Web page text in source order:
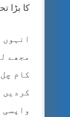
کا بڑا
مجھے
کام
کردیں
واپسی